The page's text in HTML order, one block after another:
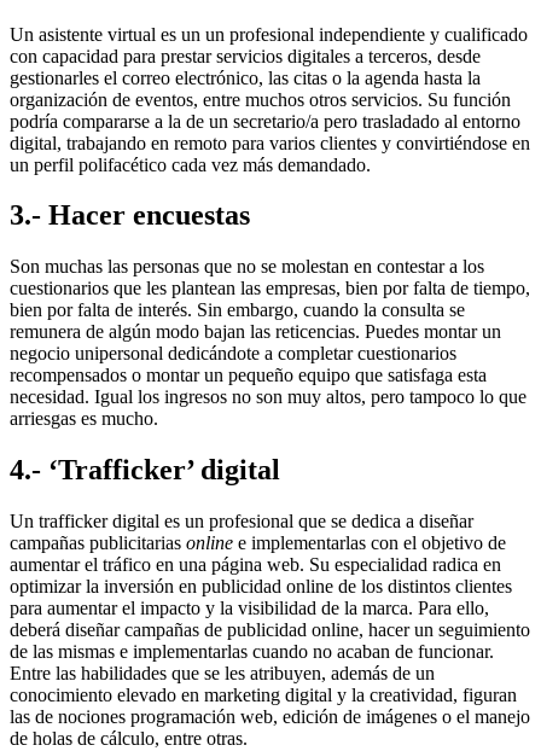
Un asistente virtual es un un profesional independiente y cualificado
con capacidad para prestar servicios digitales a terceros, desde
gestionarles el correo electrónico, las citas o la agenda hasta la
organización de eventos, entre muchos otros servicios. Su función
podría compararse a la de un secretario/a pero trasladado al entorno
digital, trabajando en remoto para varios clientes y convirtiéndose en
un perfil polifacético cada vez más demandado.
3.- Hacer encuestas
Son muchas las personas que no se molestan en contestar a los
cuestionarios que les plantean las empresas, bien por falta de tiempo,
bien por falta de interés. Sin embargo, cuando la consulta se
remunera de algún modo bajan las reticencias. Puedes montar un
negocio unipersonal dedicándote a completar cuestionarios
recompensados o montar un pequeño equipo que satisfaga esta
necesidad. Igual los ingresos no son muy altos, pero tampoco lo que
arriesgas es mucho.
4.- ‘Trafficker’ digital
Un trafficker digital es un profesional que se dedica a diseñar
campañas publicitarias online e implementarlas con el objetivo de
aumentar el tráfico en una página web. Su especialidad radica en
optimizar la inversión en publicidad online de los distintos clientes
para aumentar el impacto y la visibilidad de la marca. Para ello,
deberá diseñar campañas de publicidad online, hacer un seguimiento
de las mismas e implementarlas cuando no acaban de funcionar.
Entre las habilidades que se les atribuyen, además de un
conocimiento elevado en marketing digital y la creatividad, figuran
las de nociones programación web, edición de imágenes o el manejo
de holas de cálculo, entre otras.